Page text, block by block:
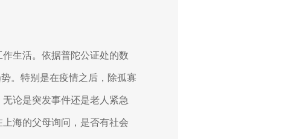
生活。依据普陀公证处的数
。特别是在疫情之后，除孤寡
论是突发事件还是老人紧急
海的父母询问，是否有社会